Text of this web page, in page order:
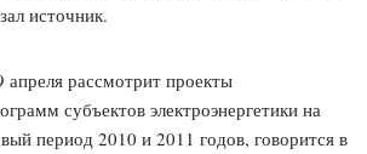
источник.
рассмотрит проекты
субъектов электроэнергетики на
период 2010 и 2011 годов, говорится в